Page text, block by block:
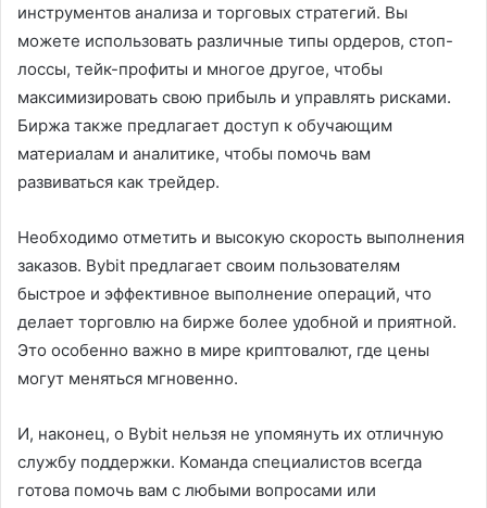
инструментов анализа и торговых стратегий. Вы
можете использовать различные типы ордеров, стоп-
лоссы, тейк-профиты и многое другое, чтобы
максимизировать свою прибыль и управлять рисками.
Биржа также предлагает доступ к обучающим
материалам и аналитике, чтобы помочь вам
развиваться как трейдер.
Необходимо отметить и высокую скорость выполнения
заказов. Bybit предлагает своим пользователям
быстрое и эффективное выполнение операций, что
делает торговлю на бирже более удобной и приятной.
Это особенно важно в мире криптовалют, где цены
могут меняться мгновенно.
И, наконец, о Bybit нельзя не упомянуть их отличную
службу поддержки. Команда специалистов всегда
готова помочь вам с любыми вопросами или